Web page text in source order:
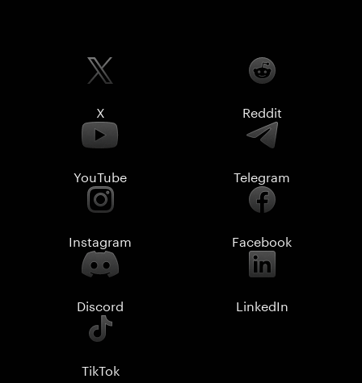
X Reddit
YouTube Telegram
Instagram Facebook
Discord LinkedIn
TikTok